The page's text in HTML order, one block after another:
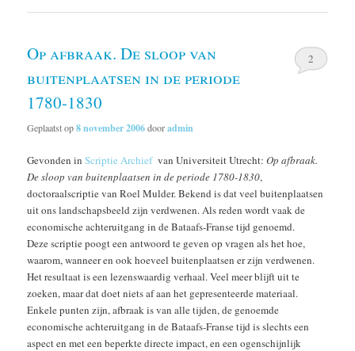
Op afbraak. De sloop van
buitenplaatsen in de periode
1780-1830
Geplaatst op8 november 2006dooradmin
2
Gevonden inScriptie Archiefvan Universiteit Utrecht:Op afbraak.
De sloop van buitenplaatsen in de periode 1780-1830,
doctoraalscriptie van Roel Mulder. Bekend is dat veel buitenplaatsen
uit ons landschapsbeeld zijn verdwenen. Als reden wordt vaak de
economische achteruitgang in de Bataafs-Franse tijd genoemd.
Deze scriptie poogt een antwoord te geven op vragen als het hoe,
waarom, wanneer en ook hoeveel buitenplaatsen er zijn verdwenen.
Het resultaat is een lezenswaardig verhaal. Veel meer blijft uit te
zoeken, maar dat doet niets af aan het gepresenteerde materiaal.
Enkele punten zijn, afbraak is van alle tijden, de genoemde
economische achteruitgang in de Bataafs-Franse tijd is slechts een
aspect en met een beperkte directe impact, en een ogenschijnlijk